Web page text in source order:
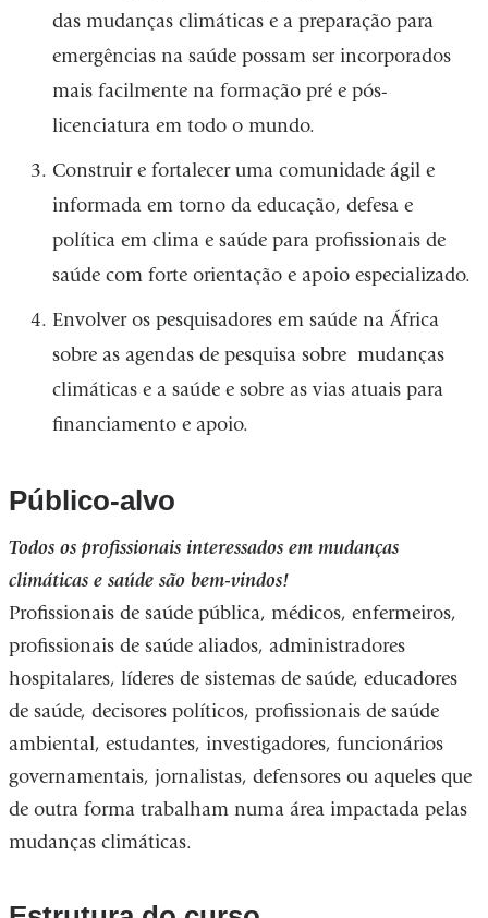
das mudanças climáticas e a preparação para
emergências na saúde possam ser incorporados
mais facilmente na formação pré e pós-
licenciatura em todo o mundo.
Construir e fortalecer uma comunidade ágil e
informada em torno da educação, defesa e
política em clima e saúde para profissionais de
saúde com forte orientação e apoio especializado.
Envolver os pesquisadores em saúde na África
sobre as agendas de pesquisa sobre mudanças
climáticas e a saúde e sobre as vias atuais para
financiamento e apoio.
Público-alvo
Todos os profissionais interessados ​​em mudanças
climáticas e saúde são bem-vindos!
Profissionais de saúde pública, médicos, enfermeiros,
profissionais de saúde aliados, administradores
hospitalares, líderes de sistemas de saúde, educadores
de saúde, decisores políticos, profissionais de saúde
ambiental, estudantes, investigadores, funcionários
governamentais, jornalistas, defensores ou aqueles que
de outra forma trabalham numa área impactada pelas
mudanças climáticas.